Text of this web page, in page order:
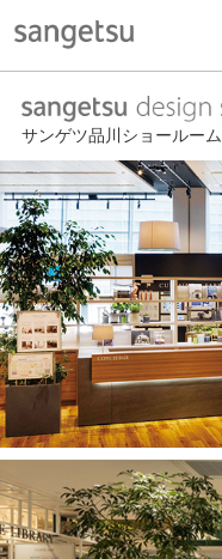
サンゲツ品川ショールーム